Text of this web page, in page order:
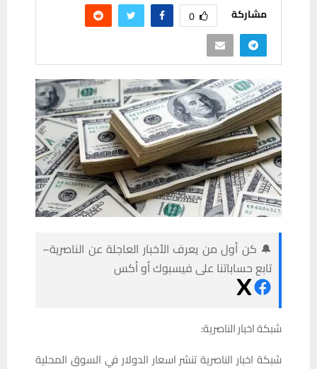
مشاركة 0
🔔 كن أول من يعرف الأخبار العاجلة عن الناصرية–
تابع حساباتنا على فيسبوك أو أكس
شبكة اخبار الناصرية:
شبكة اخبار الناصرية تنشر اسعار الدولار في السوق المحلية